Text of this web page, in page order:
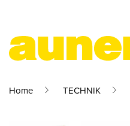
Home TECHNIK